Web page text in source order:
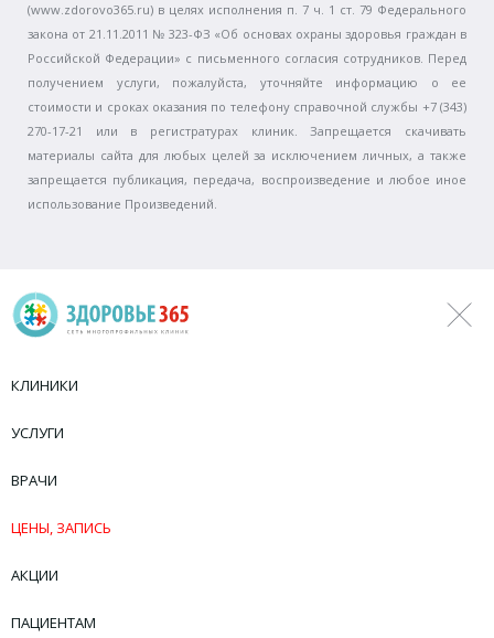
(www.zdorovo365.ru) в целях исполнения п. 7 ч. 1 ст. 79 Федерального
закона от 21.11.2011 № 323-ФЗ «Об основах охраны здоровья граждан в
Российской Федерации» с письменного согласия сотрудников. Перед
получением услуги, пожалуйста, уточняйте информацию о ее
стоимости и сроках оказания по телефону справочной службы +7 (343)
270-17-21 или в регистратурах клиник. Запрещается скачивать
материалы сайта для любых целей за исключением личных, а также
запрещается публикация, передача, воспроизведение и любое иное
использование Произведений.
КЛИНИКИ
УСЛУГИ
ВРАЧИ
ЦЕНЫ, ЗАПИСЬ
АКЦИИ
ПАЦИЕНТАМ